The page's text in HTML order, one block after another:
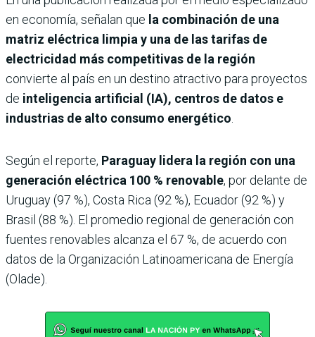
en economía, señalan que la combinación de una
matriz eléctrica limpia y una de las tarifas de
electricidad más competitivas de la región
convierte al país en un destino atractivo para proyectos
de inteligencia artificial (IA), centros de datos e
industrias de alto consumo energético.
Según el reporte, Paraguay lidera la región con una
generación eléctrica 100 % renovable, por delante de
Uruguay (97 %), Costa Rica (92 %), Ecuador (92 %) y
Brasil (88 %). El promedio regional de generación con
fuentes renovables alcanza el 67 %, de acuerdo con
datos de la Organización Latinoamericana de Energía
(Olade).